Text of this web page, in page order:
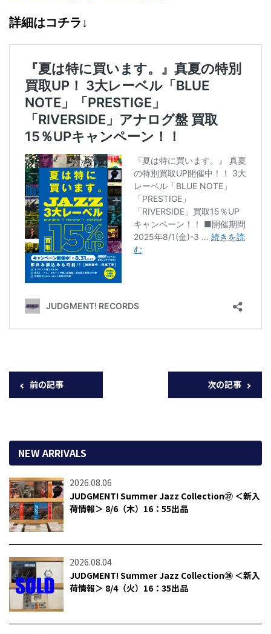
詳細はコチラ↓
前の記事 次の記事
NEW ARRIVALS
2026.08.06
JUDGMENT! Summer Jazz Collection㉗ ＜新入
荷情報＞ 8/6（木）16：55出品
2026.08.04
JUDGMENT! Summer Jazz Collection㉖ ＜新入
荷情報＞ 8/4（火）16：35出品